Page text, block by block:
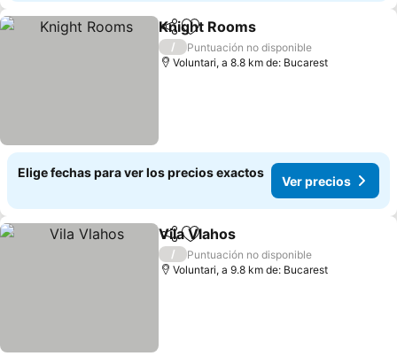
CompartirAgregar a favoritos
Knight Rooms
/
Puntuación no disponible
Voluntari, a 8.8 km de: Bucarest
Elige fechas para ver los precios exactos
Ver precios
CompartirAgregar a favoritos
Vila Vlahos
/
Puntuación no disponible
Voluntari, a 9.8 km de: Bucarest